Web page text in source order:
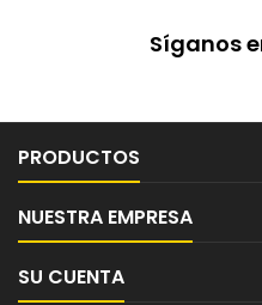
Síganos
PRODUCTOS
NUESTRA EMPRESA
SU CUENTA